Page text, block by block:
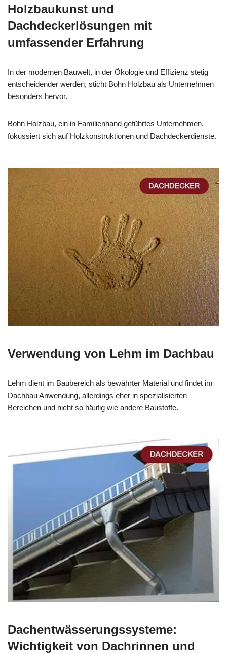
Holzbaukunst und
Dachdeckerlösungen mit
umfassender Erfahrung
In der modernen Bauwelt, in der Ökologie und Effizienz stetig
entscheidender werden, sticht Bohn Holzbau als Unternehmen
besonders hervor.
Bohn Holzbau, ein in Familienhand geführtes Unternehmen,
fokussiert sich auf Holzkonstruktionen und Dachdeckerdienste.
Verwendung von Lehm im Dachbau
Lehm dient im Baubereich als bewährter Material und findet im
Dachbau Anwendung, allerdings eher in spezialisierten
Bereichen und nicht so häufig wie andere Baustoffe.
Dachentwässerungssysteme:
Wichtigkeit von Dachrinnen und